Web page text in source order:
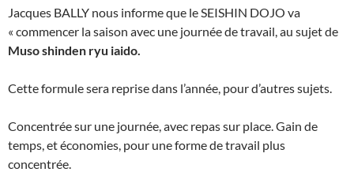
Jacques BALLY nous informe que le SEISHIN DOJO va
« commencer la saison avec une journée de travail, au sujet de
Muso shinden ryu iaido.
Cette formule sera reprise dans l’année, pour d’autres sujets.
Concentrée sur une journée, avec repas sur place. Gain de
temps, et économies, pour une forme de travail plus
concentrée.